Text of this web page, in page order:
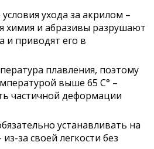
ухода за акрилом –
химия и абразивы разрушают
и приводят его в
плавления, поэтому
выше 65 С° –
частичной деформации
устанавливать на
за своей легкости без